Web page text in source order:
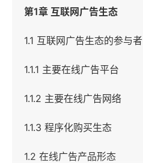
第1章 互联网广告生态
1.1 互联网广告生态的参与者
1.1.1 主要在线广告平台
1.1.2 主要在线广告网络
1.1.3 程序化购买生态
1.2 在线广告产品形态